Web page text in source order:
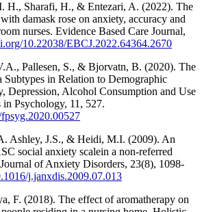
H., Sharafi, H., & Entezari, A. (2022). The
damask rose on anxiety, accuracy and
nurses. Evidence Based Care Journal,
10.22038/EBCJ.2022.64364.2670
Pallesen, S., & Bjorvatn, B. (2020). The
Subtypes in Relation to Demographic
Depression, Alcohol Consumption and Use
Psychology, 11, 527.
Ashley, J.S., & Heidi, M.I. (2009). An
social anxiety scalein a non-referred
of Anxiety Disorders, 23(8), 1098-
j.janxdis.2009.07.013
F. (2018). The effect of aromatherapy on